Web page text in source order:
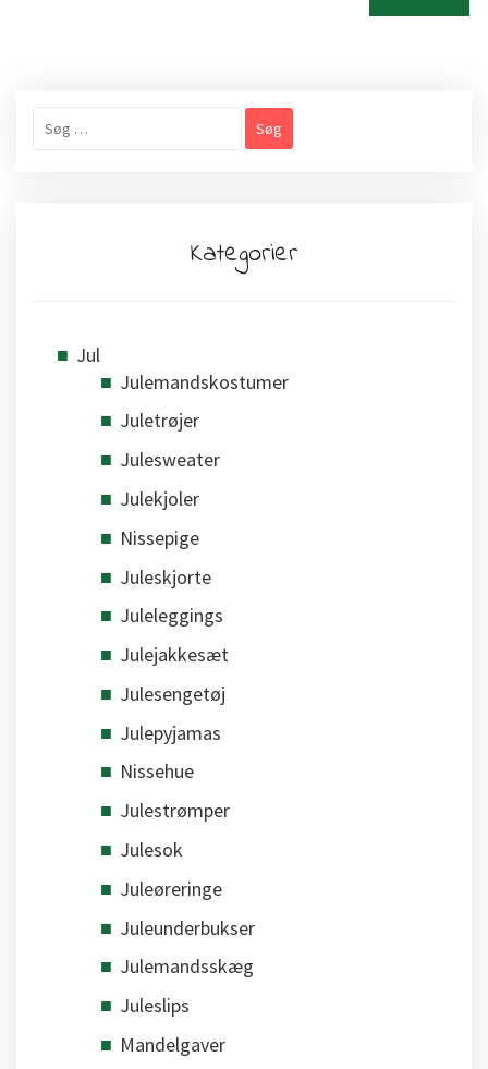
efter:
Kategorier
Jul
Julemandskostumer
Juletrøjer
Julesweater
Julekjoler
Nissepige
Juleskjorte
Juleleggings
Julejakkesæt
Julesengetøj
Julepyjamas
Nissehue
Julestrømper
Julesok
Juleøreringe
Juleunderbukser
Julemandsskæg
Juleslips
Mandelgaver